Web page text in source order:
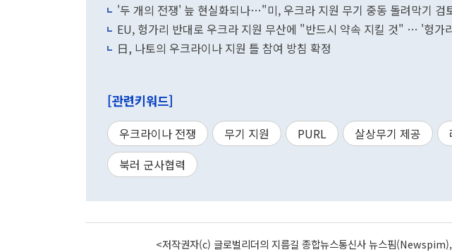
'두 개의 전쟁' 늪 현실화되나…"미, 우크라 지원 무기 중동 돌려막기 검
EU, 헝가리 반대로 우크라 지원 무산에 "반드시 약속 지킬 것" … '헝가
日, 나토의 우크라이나 지원 틀 참여 방침 확정
[관련키워드]
우크라이나 전쟁 무기 지원 PURL 살상무기 제공
북러 군사협력
<저작권자(c) 글로벌리더의 지름길 종합뉴스통신사 뉴스핌